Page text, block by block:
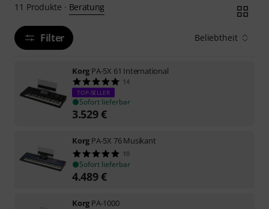
11 Produkte · Beratung
Filter Beliebtheit
Korg PA-5X 61 International
14
TOP-SELLER
Sofort lieferbar
3.529€
Korg PA-5X 76 Musikant
10
Sofort lieferbar
4.489€
Korg PA-1000